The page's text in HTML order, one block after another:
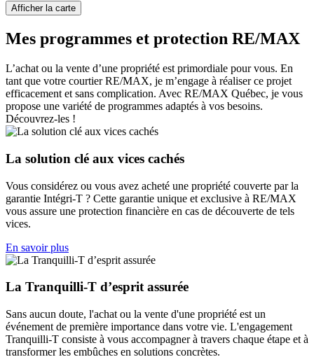
Afficher la carte
Mes programmes et protection RE/MAX
L’achat ou la vente d’une propriété est primordiale pour vous. En
tant que votre courtier RE/MAX, je m’engage à réaliser ce projet
efficacement et sans complication. Avec RE/MAX Québec, je vous
propose une variété de programmes adaptés à vos besoins.
Découvrez-les !
La solution clé aux vices cachés
Vous considérez ou vous avez acheté une propriété couverte par la
garantie Intégri-T ? Cette garantie unique et exclusive à RE/MAX
vous assure une protection financière en cas de découverte de tels
vices.
En savoir plus
La Tranquilli-T d’esprit assurée
Sans aucun doute, l'achat ou la vente d'une propriété est un
événement de première importance dans votre vie. L'engagement
Tranquilli-T consiste à vous accompagner à travers chaque étape et à
transformer les embûches en solutions concrètes.